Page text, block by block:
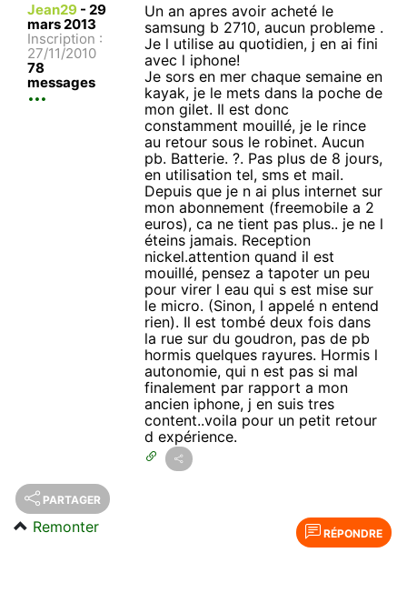
Jean29 - 29
mars 2013
Inscription :
27/11/2010
78
messages
Un an apres avoir acheté le
samsung b 2710, aucun probleme .
Je l utilise au quotidien, j en ai fini
avec l iphone!
Je sors en mer chaque semaine en
kayak, je le mets dans la poche de
mon gilet. Il est donc
constamment mouillé, je le rince
au retour sous le robinet. Aucun
pb. Batterie. ?. Pas plus de 8 jours,
en utilisation tel, sms et mail.
Depuis que je n ai plus internet sur
mon abonnement (freemobile a 2
euros), ca ne tient pas plus.. je ne l
éteins jamais. Reception
nickel.attention quand il est
mouillé, pensez a tapoter un peu
pour virer l eau qui s est mise sur
le micro. (Sinon, l appelé n entend
rien). Il est tombé deux fois dans
la rue sur du goudron, pas de pb
hormis quelques rayures. Hormis l
autonomie, qui n est pas si mal
finalement par rapport a mon
ancien iphone, j en suis tres
content..voila pour un petit retour
d expérience.
PARTAGER
RÉPONDRE
Remonter